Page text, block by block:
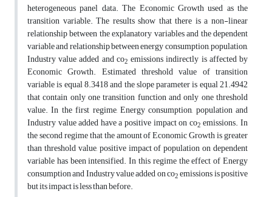
heterogeneous panel data. The Economic Growth used as the
transition variable. The results show that there is a non-linear
relationship between the explanatory variables and the dependent
variable and relationship between energy consumption, population,
Industry value added and co2 emissions indirectly is affected by
Economic Growth. Estimated threshold value of transition
variable is equal 8.3418 and the slope parameter is equal 21.4942
that contain only one transition function and only one threshold
value. In the first regime, Energy consumption, population and
Industry value added have a positive impact on co2 emissions. In
the second regime that the amount of Economic Growth is greater
than threshold value, positive impact of population on dependent
variable has been intensified. In this regime the effect of Energy
consumption and Industry value added on co2emissions is positive
but its impact is less than before.